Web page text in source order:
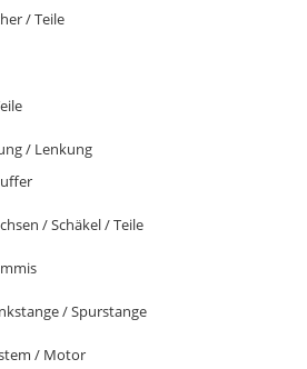
/ Teile
/ Lenkung
/ Schäkel / Teile
/ Spurstange
/ Motor